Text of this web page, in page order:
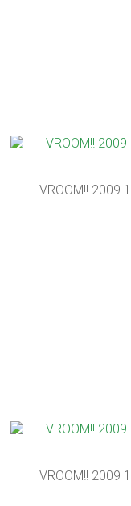
VROOM!! 2009
VROOM!! 2009